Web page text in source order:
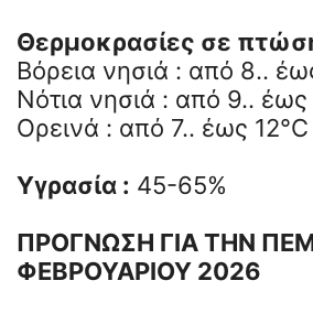
Θερμοκρασίες σε
Βόρεια νησιά : από 8..
Νότια νησιά : από 9.. έως
Ορεινά : από 7.. έως 12°C
Υγρασία : 45-65%
ΠΡΟΓΝΩΣΗ ΓΙΑ ΤΗΝ
ΦΕΒΡΟΥΑΡΙΟΥ 2026